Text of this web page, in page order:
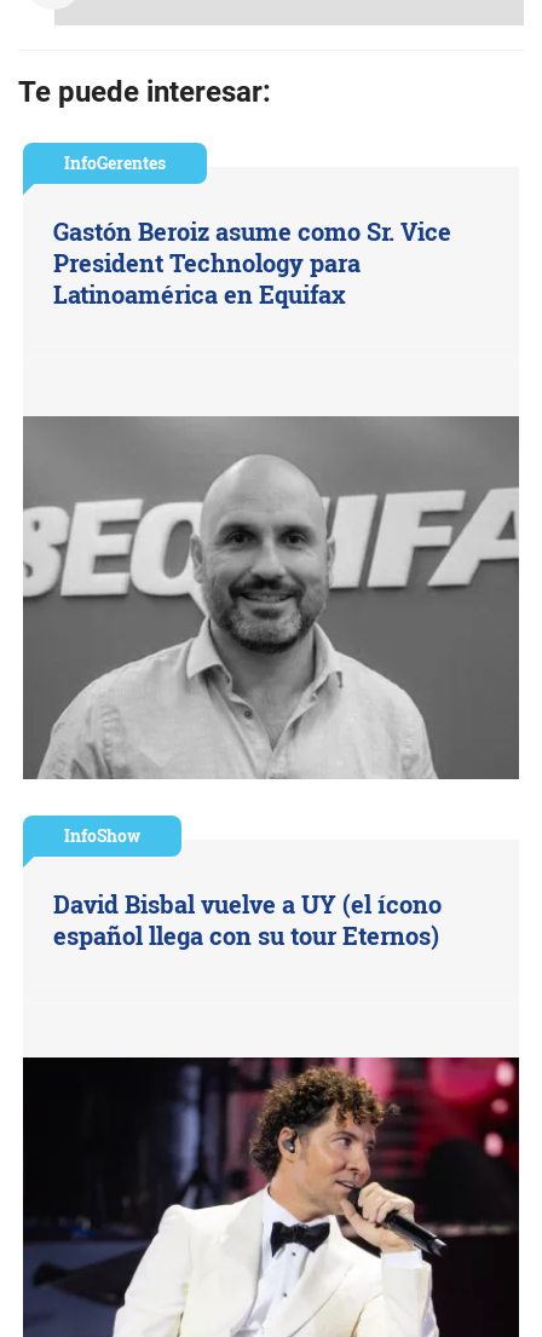
Te puede interesar:
InfoGerentes
Gastón Beroiz asume como Sr. Vice
President Technology para
Latinoamérica en Equifax
InfoShow
David Bisbal vuelve a UY (el ícono
español llega con su tour Eternos)